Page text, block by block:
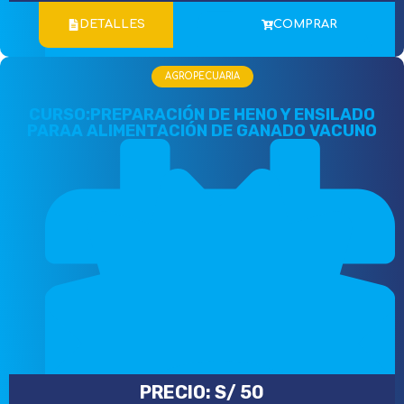
Incluye Certificado Digital
DETALLES COMPRAR
AGROPECUARIA
CURSO:PREPARACIÓN DE HENO Y ENSILADO
PARAA ALIMENTACIÓN DE GANADO VACUNO
PRECIO: S/ 50